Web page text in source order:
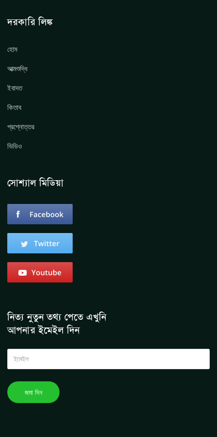
দরকারি লিঙ্ক
হোম
আত্মশুদ্ধি
ইবাদত
কিতাব
প্রশ্নোত্তর
ভিডিও
সোশ্যাল মিডিয়া
নিত্য নুতুন তথ্য পেতে এখুনি
আপনার ইমেইল দিন